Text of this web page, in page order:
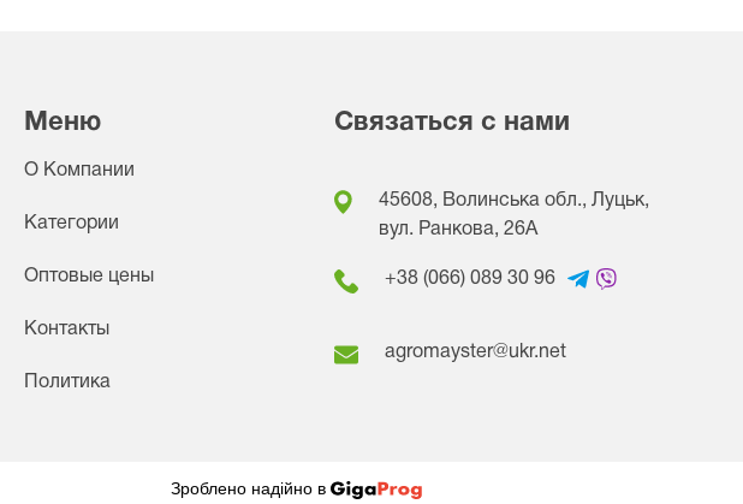
Меню
О Компании
Категории
Оптовые цены
Контакты
Политика
Связаться с нами
45608, Волинська обл., Луцьк,
вул. Ранкова, 26A
+38 (066) 089 30 96
agromayster@ukr.net
Зроблено надійно в